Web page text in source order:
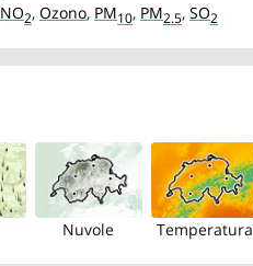
NO2, Ozono, PM10, PM2.5, SO2
Nuvole Temperatura